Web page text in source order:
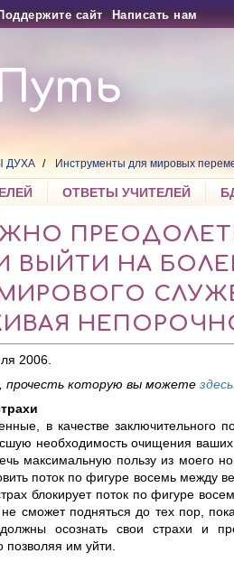
сайт Написать нам
ДУХА Инструменты для мировых
ОТВЕТЫ УЧИТЕЛЕЙ
ВЫЙТИ НА
2006.
прочесть которую вы можете здесь.
в качестве заключительного
необходимость очищения ваших
максимальную пользу из моего
поток по фигуре восемь между
блокирует поток по фигуре
сможет подняться до тех пор,
осознать свои страхи и
позволяя им уйти.